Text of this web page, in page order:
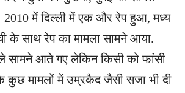
में दिल्ली में एक और रेप हुआ, मध्य
के साथ रेप का मामला सामने आया.
सामने आते गए लेकिन किसी को फांसी
कुछ मामलों में उम्रकैद जैसी सजा भी दी